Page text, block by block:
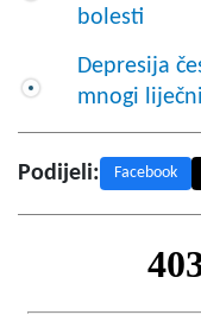
bolesti
Depresija
mnogi
Podijeli: Facebook